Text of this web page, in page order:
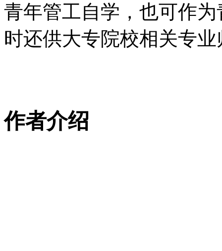
青年管工自学，也可作
时还供大专院校相关专
作者介绍